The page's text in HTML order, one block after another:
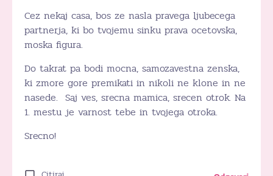
Cez nekaj casa, bos ze nasla pravega ljubecega
partnerja, ki bo tvojemu sinku prava ocetovska,
moska figura.
Do takrat pa bodi mocna, samozavestna zenska,
ki zmore gore premikati in nikoli ne klone in ne
nasede. Saj ves, srecna mamica, srecen otrok. Na
1. mestu je varnost tebe in tvojega otroka.
Srecno!